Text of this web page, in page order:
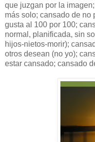
que juzgan por la
más solo; cansado de no
gusta al 100 por 100;
normal, planificada, sin
hijos-nietos-morir);
otros desean (no yo);
estar cansado; cansado